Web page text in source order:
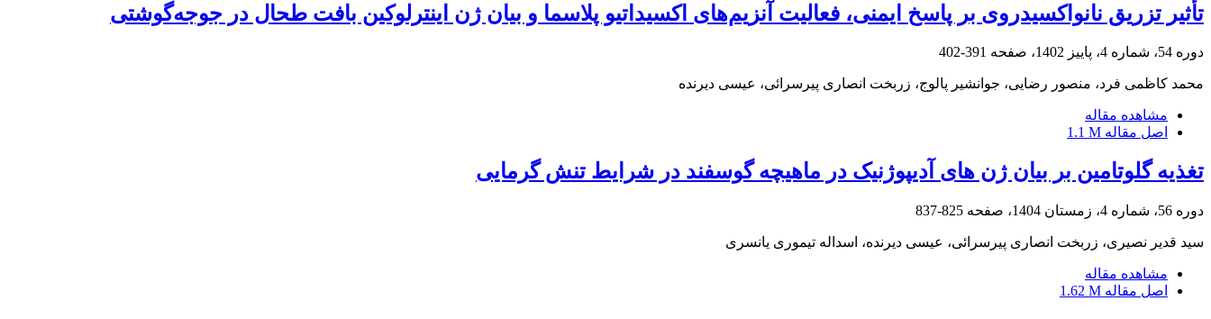
تأثیر تزریق نانواکسیدروی بر پاسخ ایمنی، فعالیت آنزیم‌های اکسیداتیو پلاسما و بیان ژن اینترلوکین بافت طحال در جوجه‌گوشتی
دوره 54، شماره 4، پاییز 1402، صفحه 391-402
محمد کاظمی فرد، منصور رضایی، جوانشیر پالوج، زربخت انصاری پیرسرائی، عیسی دیرنده
مشاهده مقاله
اصل مقاله 1.1 M
تغذیه گلوتامین بر بیان ژن های آدیپوژنیک در ماهیچه گوسفند در شرایط تنش گرمایی
دوره 56، شماره 4، زمستان 1404، صفحه 825-837
سید قدیر نصیری، زربخت انصاری پیرسرائی، عیسی دیرنده، اسداله تیموری یانسری
مشاهده مقاله
اصل مقاله 1.62 M